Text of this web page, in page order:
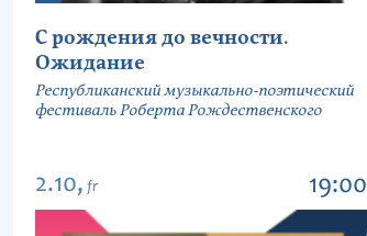
С рождения до вечности.
Ожидание
Республиканский музыкально-поэтический
фестиваль Роберта Рождественского
2.10, fr 19:00